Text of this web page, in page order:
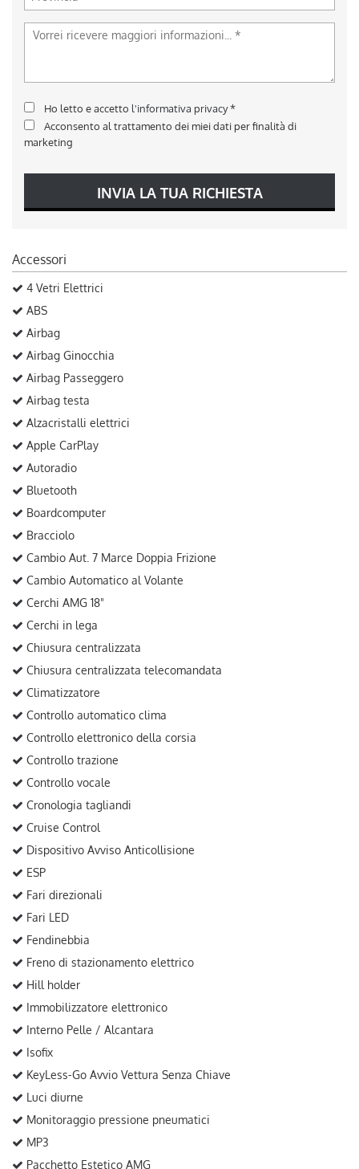
Ho letto e accetto l'informativa privacy*
Acconsento al trattamento dei miei dati per finalità di
marketing
INVIA LA TUA RICHIESTA
Accessori
4 Vetri Elettrici
ABS
Airbag
Airbag Ginocchia
Airbag Passeggero
Airbag testa
Alzacristalli elettrici
Apple CarPlay
Autoradio
Bluetooth
Boardcomputer
Bracciolo
Cambio Aut. 7 Marce Doppia Frizione
Cambio Automatico al Volante
Cerchi AMG 18"
Cerchi in lega
Chiusura centralizzata
Chiusura centralizzata telecomandata
Climatizzatore
Controllo automatico clima
Controllo elettronico della corsia
Controllo trazione
Controllo vocale
Cronologia tagliandi
Cruise Control
Dispositivo Avviso Anticollisione
ESP
Fari direzionali
Fari LED
Fendinebbia
Freno di stazionamento elettrico
Hill holder
Immobilizzatore elettronico
Interno Pelle / Alcantara
Isofix
KeyLess-Go Avvio Vettura Senza Chiave
Luci diurne
Monitoraggio pressione pneumatici
MP3
Pacchetto Estetico AMG